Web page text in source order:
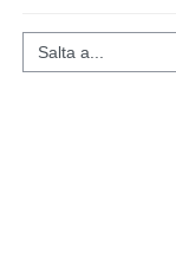
Salta a...